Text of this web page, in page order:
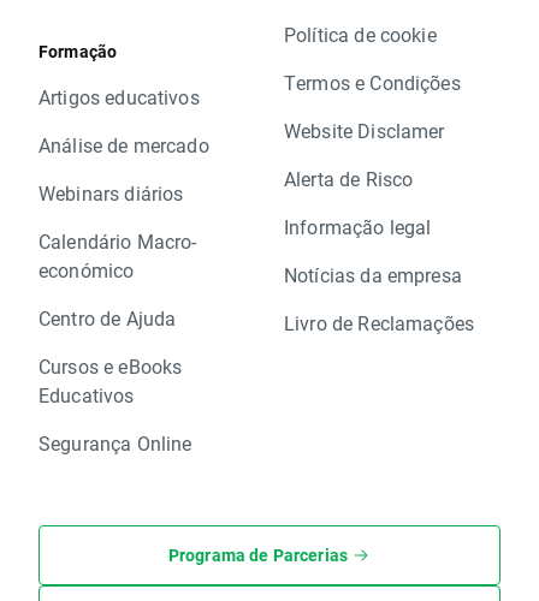
Formação
Artigos educativos
Análise de mercado
Webinars diários
Calendário Macro-
económico
Centro de Ajuda
Cursos e eBooks
Educativos
Segurança Online
Política de cookie
Termos e Condições
Website Disclamer
Alerta de Risco
Informação legal
Notícias da empresa
Livro de Reclamações
Programa de Parcerias